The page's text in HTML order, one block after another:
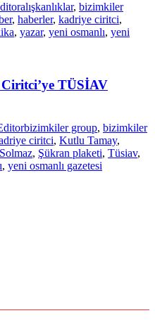
alışkanlıklar, bizimkiler
, haberler, kadriye ciritci,
, yazar, yeni osmanlı, yeni
TÜSİAV
bizimkiler group, bizimkiler
ciritci, Kutlu Tamay,
, Şükran plaketi, Tüsiav,
, yeni osmanlı gazetesi